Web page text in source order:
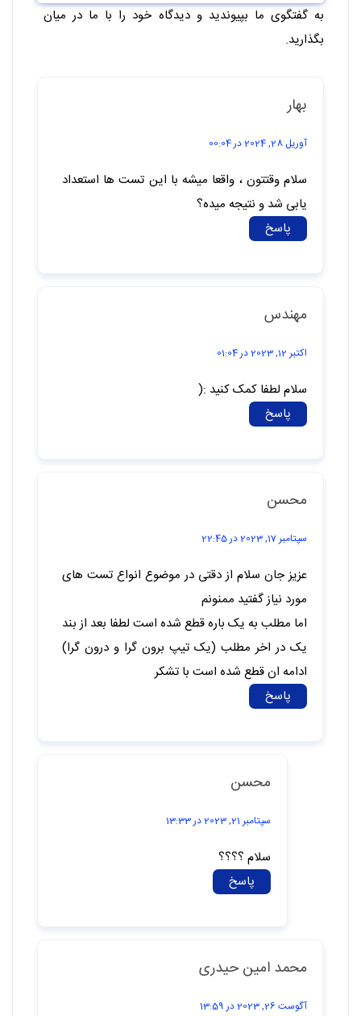
به گفتگوی ما بپیوندید و دیدگاه خود را با ما در میان
بگذارید.
بهار
آوریل 28, 2024 در 00:04
سلام وقتتون ، واقعا میشه با این تست ها استعداد
یابی شد و نتیجه میده؟
پاسخ
مهندس
اکتبر 12, 2023 در 01:04
سلام لطفا کمک کنید :(
پاسخ
محسن
سپتامبر 17, 2023 در 22:45
عزیز جان سلام از دقتی در موضوع انواع تست های
مورد نیاز گفتید ممنونم
اما مطلب به یک باره قطع شده است لطفا بعد از بند
یک در اخر مطلب (یک تیپ برون گرا و درون گرا)
ادامه ان قطع شده است با تشکر
پاسخ
محسن
سپتامبر 21, 2023 در 13:33
سلام ؟؟؟؟
پاسخ
محمد امین حیدری
آگوست 26, 2023 در 13:59